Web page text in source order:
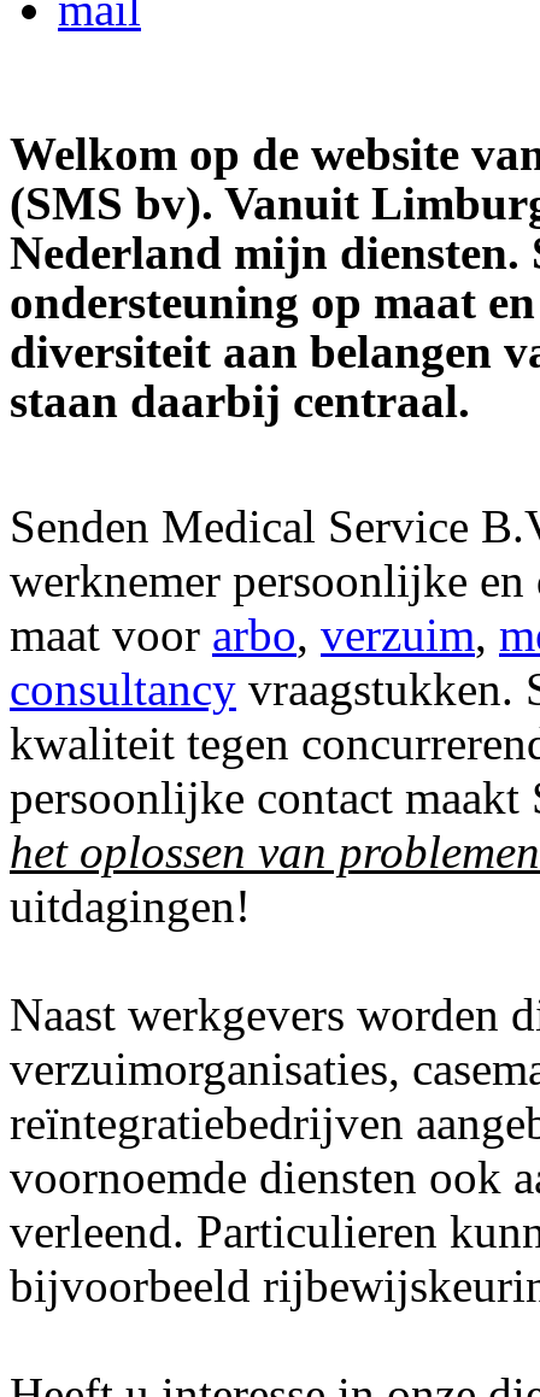
Welkom op de website
(SMS bv). Vanuit
Nederland mijn diensten.
ondersteuning op maat
diversiteit aan belangen
staan daarbij centraal.
Senden Medical Service
werknemer persoonlijke
maat voor arbo, verzuim,
consultancy vraagstukken.
kwaliteit tegen
persoonlijke contact
hetoplossen van problemen
uitdagingen!
Naast werkgevers worden
verzuimorganisaties,
reïntegratiebedrijven
voornoemde diensten ook
verleend. Particulieren
bijvoorbeeld